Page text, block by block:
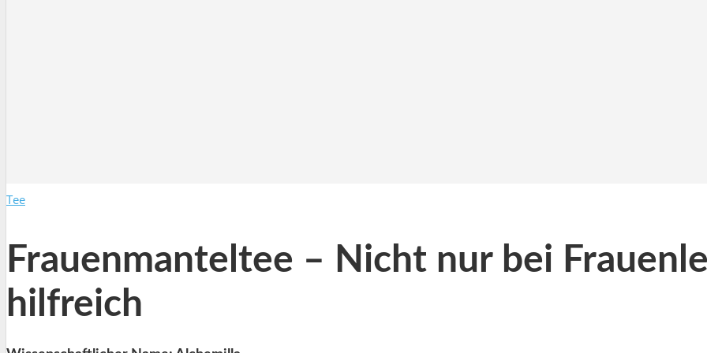
Tee
Frauenmanteltee – Nicht nur bei
hilfreich